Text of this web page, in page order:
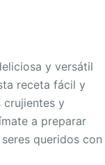
y versátil
receta fácil y
crujientes y
a preparar
queridos con